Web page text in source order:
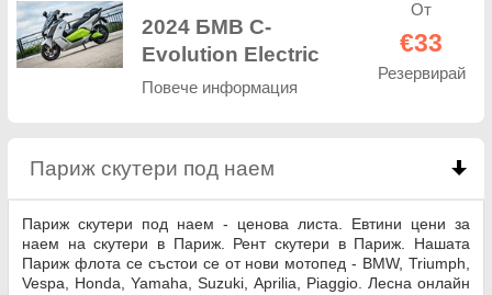
2024 БМВ C-
Evolution Electric
Повече информация
От
€33
Резервирай
Париж скутери под наем click to collapse
Париж скутери под наем - ценова листа. Евтини цени за
наем на скутери в Париж. Рент скутери в Париж. Нашата
Париж флота се състои се от нови мотопед - BMW, Triumph,
Vespa, Honda, Yamaha, Suzuki, Aprilia, Piaggio. Лесна онлайн